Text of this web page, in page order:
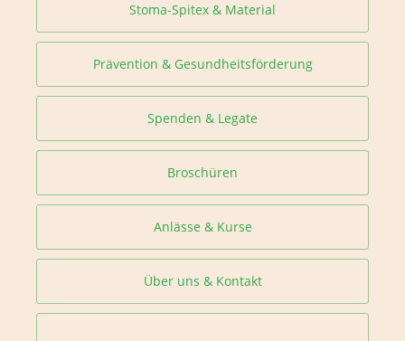
Stoma-Spitex & Material
Prävention & Gesundheitsförderung
Spenden & Legate
Broschüren
Anlässe & Kurse
Über uns & Kontakt